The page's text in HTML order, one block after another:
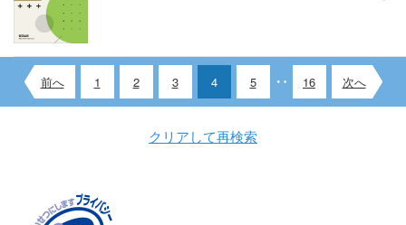
前へ 1 2 3 4 5 16 次へ
クリアして再検索